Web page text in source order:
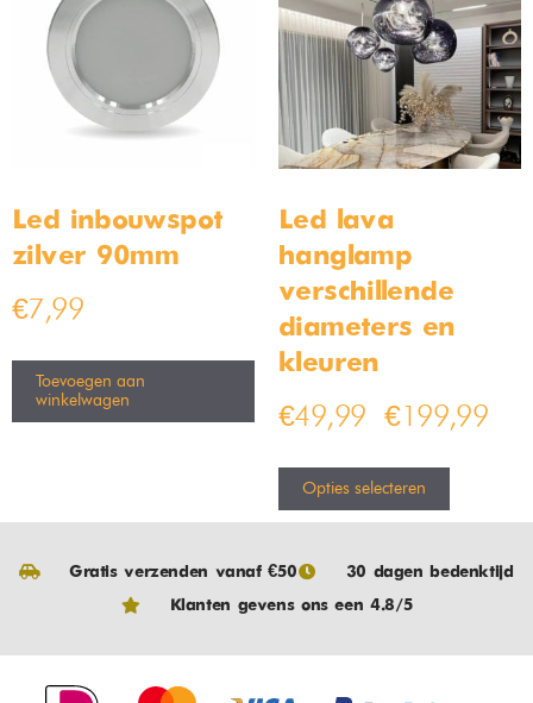
Led inbouwspot
zilver 90mm
€7,99
Toevoegen aan
winkelwagen
Led lava
hanglamp –
verschillende
diameters en
kleuren
€49,99 –€199,99
Opties selecteren
Gratis verzenden vanaf €50
30 dagen bedenktijd
Klanten gevens ons een 4.8/5